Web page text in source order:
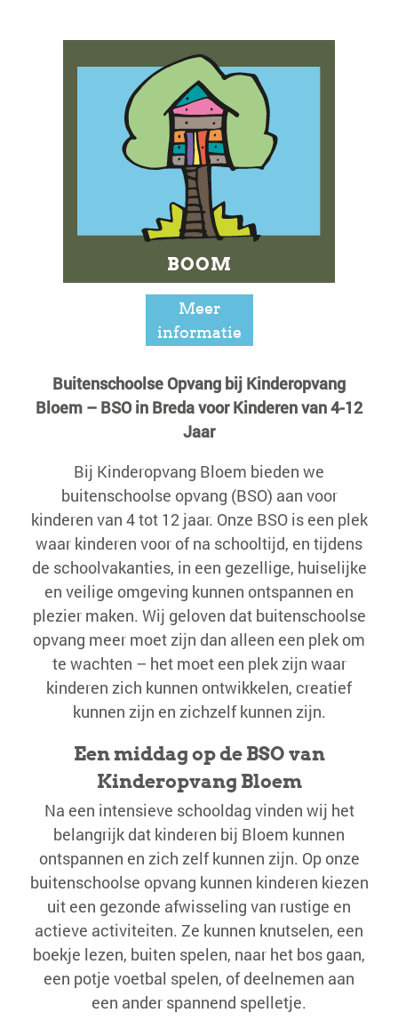
BOOM
Meer
informatie
Buitenschoolse Opvang bij Kinderopvang
Bloem – BSO in Breda voor Kinderen van 4-12
Jaar
Bij Kinderopvang Bloem bieden we
buitenschoolse opvang (BSO) aan voor
kinderen van 4 tot 12 jaar. Onze BSO is een plek
waar kinderen voor of na schooltijd, en tijdens
de schoolvakanties, in een gezellige, huiselijke
en veilige omgeving kunnen ontspannen en
plezier maken. Wij geloven dat buitenschoolse
opvang meer moet zijn dan alleen een plek om
te wachten – het moet een plek zijn waar
kinderen zich kunnen ontwikkelen, creatief
kunnen zijn en zichzelf kunnen zijn.
Een middag op de BSO van
Kinderopvang Bloem
Na een intensieve schooldag vinden wij het
belangrijk dat kinderen bij Bloem kunnen
ontspannen en zich zelf kunnen zijn. Op onze
buitenschoolse opvang kunnen kinderen kiezen
uit een gezonde afwisseling van rustige en
actieve activiteiten. Ze kunnen knutselen, een
boekje lezen, buiten spelen, naar het bos gaan,
een potje voetbal spelen, of deelnemen aan
een ander spannend spelletje.